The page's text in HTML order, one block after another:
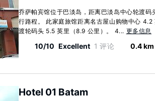
乔萨帕宾馆位于巴淡岛，距离巴淡岛中心轮渡
行路程。 此家庭旅馆距离名古屋山购物中心
渡轮码头 5.5 英里（8.9 公里）。 4... 更多信息
10/10 Excellent 1 评论 0.4 km
Hotel 01 Batam